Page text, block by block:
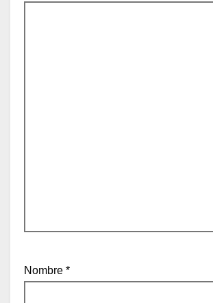
Nombre *